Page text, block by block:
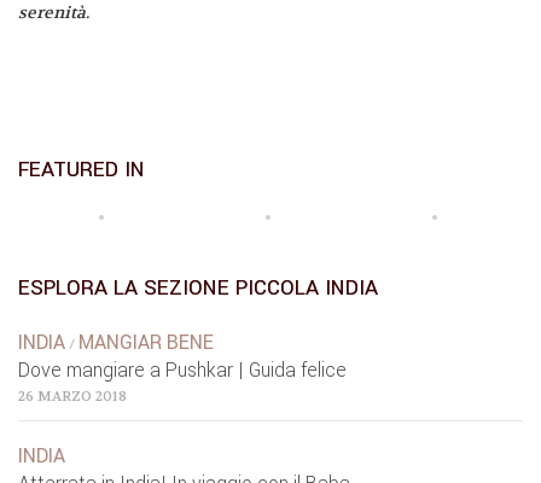
serenità.
FEATURED IN
ESPLORA LA SEZIONE PICCOLA INDIA
INDIA / MANGIAR BENE
Dove mangiare a Pushkar | Guida felice
26 MARZO 2018
INDIA